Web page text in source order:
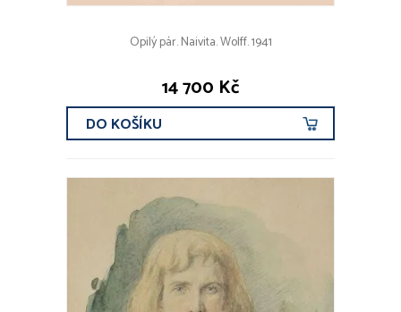
Opilý pár. Naivita. Wolff. 1941
14 700 Kč
DO KOŠÍKU